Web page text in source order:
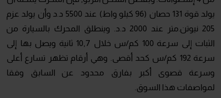
يولد قوة 131 حصان (96 كيلو واط) عند 5500 د.د وأن يولد عزم
205 نيوتن.متر عند 2000 د.د. وينطلق المحرك بالسيارة من
الثبات إلى سرعة 100 كم/س خلال 10,7 ثانية ويصل بها إلى
سرعة 192 كم/س كحد أقصى. وهي أرقام تظهر تسارع أعلى
وسرعة قصوى أكبر بفارق محدود عن السابق وفقا
لمواصفات هذا السوق.